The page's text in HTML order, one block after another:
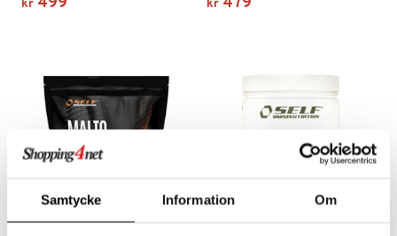
Samtycke Information Om
kr kr